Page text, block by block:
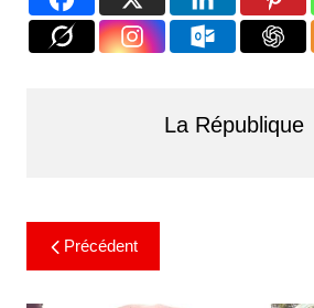
La République
Précédent